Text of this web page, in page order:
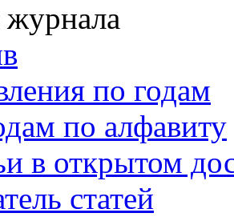
по годам
по алфавиту
в открытом
статей